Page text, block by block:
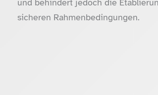
und behindert jedoch die
sicheren Rahmenbedingungen.